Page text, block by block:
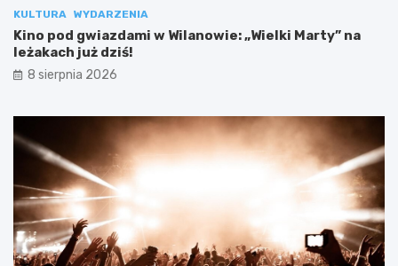
KULTURA WYDARZENIA
Kino pod gwiazdami w Wilanowie: „Wielki Marty” na
leżakach już dziś!
8 sierpnia 2026